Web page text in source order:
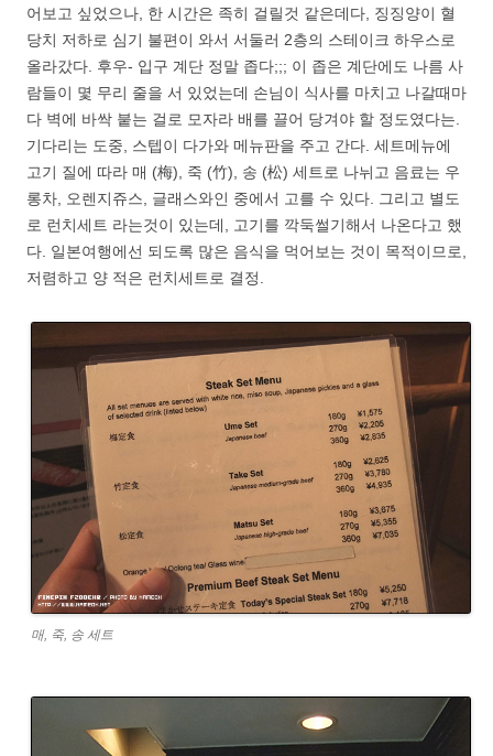
어보고 싶었으나, 한 시간은 족히 걸릴것 같은데다, 징징양이 혈
당치 저하로 심기 불편이 와서 서둘러 2층의 스테이크 하우스로
올라갔다. 후우- 입구 계단 정말 좁다;;; 이 좁은 계단에도 나름 사
람들이 몇 무리 줄을 서 있었는데 손님이 식사를 마치고 나갈때마
다 벽에 바싹 붙는 걸로 모자라 배를 끌어 당겨야 할 정도였다는.
기다리는 도중, 스텝이 다가와 메뉴판을 주고 간다. 세트메뉴에
고기 질에 따라 매 (梅), 죽 (竹), 송 (松) 세트로 나뉘고 음료는 우
롱차, 오렌지쥬스, 글래스와인 중에서 고를 수 있다. 그리고 별도
로 런치세트 라는것이 있는데, 고기를 깍둑썰기해서 나온다고 했
다. 일본여행에선 되도록 많은 음식을 먹어보는 것이 목적이므로,
저렴하고 양 적은 런치세트로 결정.
매, 죽, 송 세트